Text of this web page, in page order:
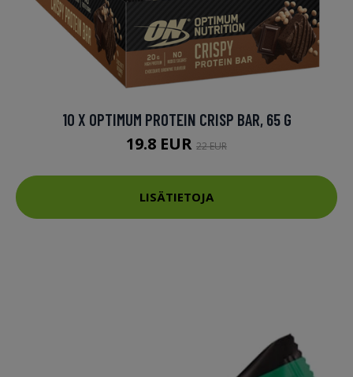
10 X OPTIMUM PROTEIN CRISP BAR, 65 G
19.8 EUR 22 EUR
LISÄTIETOJA